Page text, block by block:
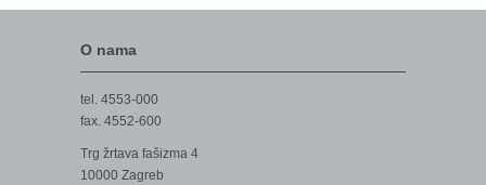
O nama
tel. 4553-000
fax. 4552-600
Trg žrtava fašizma 4
10000 Zagreb